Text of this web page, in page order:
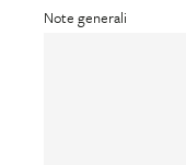
Note generali